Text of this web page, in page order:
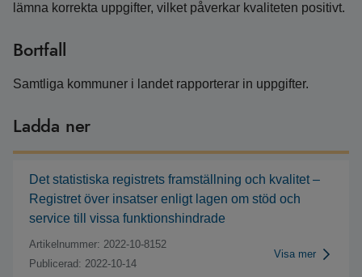
lämna korrekta uppgifter, vilket påverkar kvaliteten positivt.
Bortfall
Samtliga kommuner i landet rapporterar in uppgifter.
Ladda ner
Det statistiska registrets framställning och kvalitet –
Registret över insatser enligt lagen om stöd och
service till vissa funktionshindrade
Artikelnummer: 2022-10-8152
Publicerad: 2022-10-14
Visa mer